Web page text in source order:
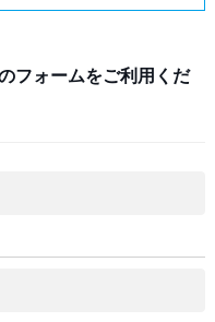
フォームをご利用くだ